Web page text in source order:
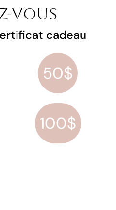
vous
cadeau
50$
100$